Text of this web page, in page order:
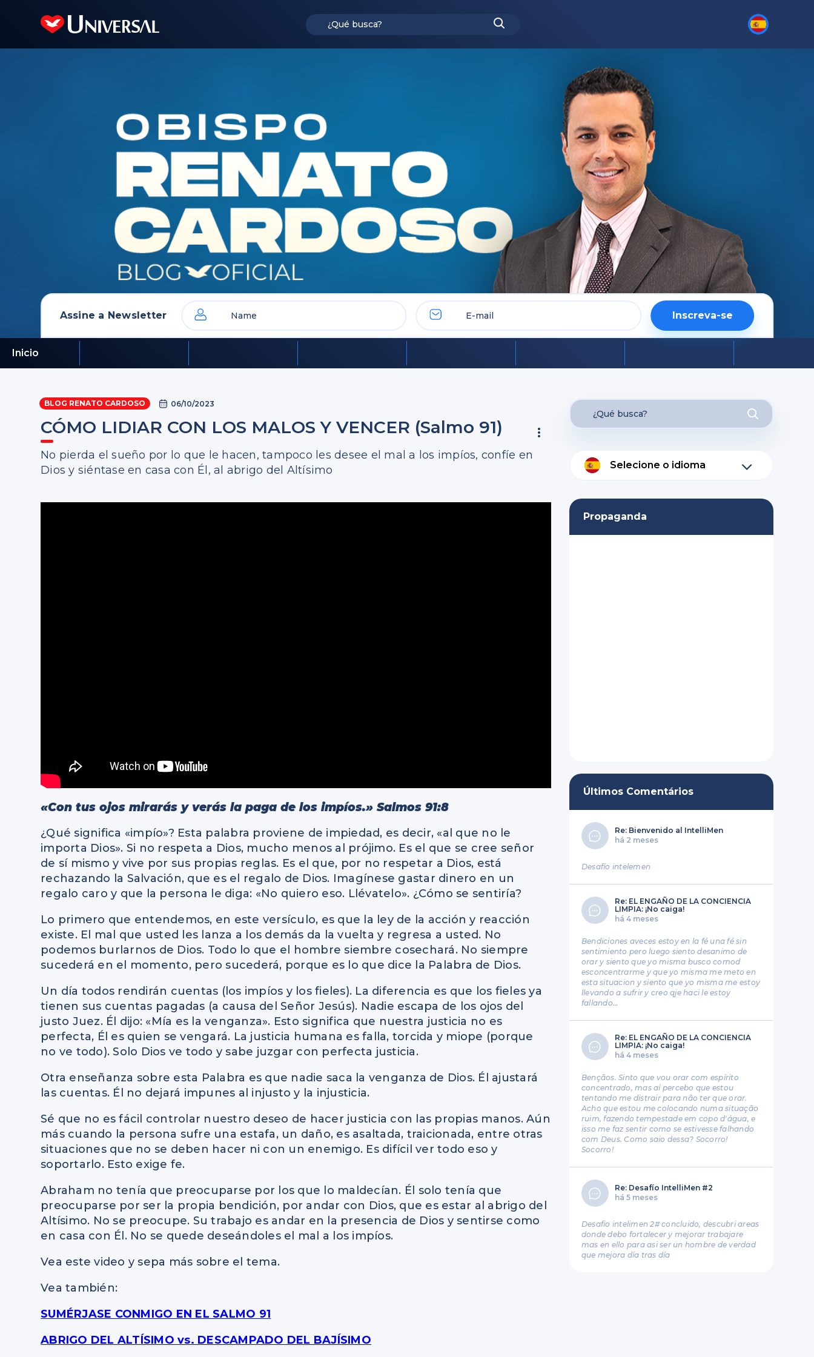
Assine a Newsletter Inscreva-se
Inicio
BLOG RENATO CARDOSO 06/10/2023
CÓMO LIDIAR CON LOS MALOS Y VENCER (Salmo 91)
No pierda el sueño por lo que le hacen, tampoco les desee el mal a los impíos, confíe en
Dios y siéntase en casa con Él, al abrigo del Altísimo
«Con tus ojos mirarás y verás la paga de los impíos.» Salmos 91:8
¿Qué significa «impío»? Esta palabra proviene de impiedad, es decir, «al que no le
importa Dios». Si no respeta a Dios, mucho menos al prójimo. Es el que se cree señor
de sí mismo y vive por sus propias reglas. Es el que, por no respetar a Dios, está
rechazando la Salvación, que es el regalo de Dios. Imagínese gastar dinero en un
regalo caro y que la persona le diga: «No quiero eso. Llévatelo». ¿Cómo se sentiría?
Lo primero que entendemos, en este versículo, es que la ley de la acción y reacción
existe. El mal que usted les lanza a los demás da la vuelta y regresa a usted. No
podemos burlarnos de Dios. Todo lo que el hombre siembre cosechará. No siempre
sucederá en el momento, pero sucederá, porque es lo que dice la Palabra de Dios.
Un día todos rendirán cuentas (los impíos y los fieles). La diferencia es que los fieles ya
tienen sus cuentas pagadas (a causa del Señor Jesús). Nadie escapa de los ojos del
justo Juez. Él dijo: «Mía es la venganza». Esto significa que nuestra justicia no es
perfecta, Él es quien se vengará. La justicia humana es falla, torcida y miope (porque
no ve todo). Solo Dios ve todo y sabe juzgar con perfecta justicia.
Otra enseñanza sobre esta Palabra es que nadie saca la venganza de Dios. Él ajustará
las cuentas. Él no dejará impunes al injusto y la injusticia.
Sé que no es fácil controlar nuestro deseo de hacer justicia con las propias manos. Aún
más cuando la persona sufre una estafa, un daño, es asaltada, traicionada, entre otras
situaciones que no se deben hacer ni con un enemigo. Es difícil ver todo eso y
soportarlo. Esto exige fe.
Abraham no tenía que preocuparse por los que lo maldecían. Él solo tenía que
preocuparse por ser la propia bendición, por andar con Dios, que es estar al abrigo del
Altísimo. No se preocupe. Su trabajo es andar en la presencia de Dios y sentirse como
en casa con Él. No se quede deseándoles el mal a los impíos.
Vea este video y sepa más sobre el tema.
Vea también:
SUMÉRJASE CONMIGO EN EL SALMO 91
ABRIGO DEL ALTÍSIMO vs. DESCAMPADO DEL BAJÍSIMO
Selecione o idioma
Propaganda
Últimos Comentários
Re: Bienvenido al IntelliMen
há 2 meses
Desafío intelemen
Re: EL ENGAÑO DE LA CONCIENCIA
LIMPIA: ¡No caiga!
há 4 meses
Bendiciones aveces estoy en la fé una fé sin
sentimiento pero luego siento desanimo de
orar y siento que yo misma busco comod
esconcentrarme y que yo misma me meto en
esta situacion y siento que yo misma me estoy
llevando a sufrir y creo qje haci le estoy
fallando…
Re: EL ENGAÑO DE LA CONCIENCIA
LIMPIA: ¡No caiga!
há 4 meses
Bençãos. Sinto que vou orar com espírito
concentrado, mas aí percebo que estou
tentando me distrair para não ter que orar.
Acho que estou me colocando numa situação
ruim, fazendo tempestade em copo d'água, e
isso me faz sentir como se estivesse falhando
com Deus. Como saio dessa? Socorro!
Socorro!
Re: Desafío IntelliMen #2
há 5 meses
Desafio intelimen 2# concluido, descubri areas
donde debo fortalecer y mejorar trabajare
mas en ello para asi ser un hombre de verdad
que mejora día tras día